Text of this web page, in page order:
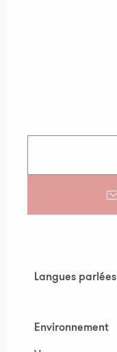
Langues parlées
Langues parlées
Environnement
Environnement